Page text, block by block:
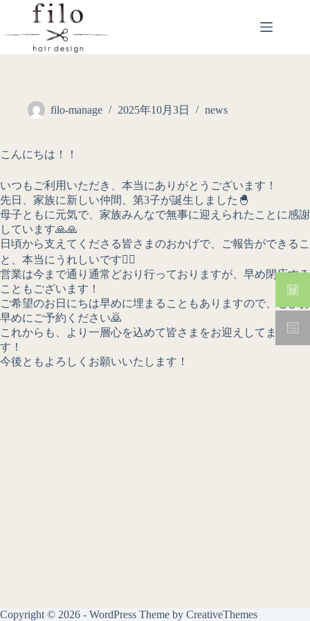
filo-manage 2025年10月3日 news
こんにちは！！
いつもご利用いただき、本当にありがとうございます！
先日、家族に新しい仲間、第3子が誕生しました🐣
母子ともに元気で、家族みんなで無事に迎えられたことに感謝
しています🙏🙏
日頃から支えてくださる皆さまのおかげで、ご報告ができるこ
と、本当にうれしいです🙇‍♂️
営業は今まで通り通常どおり行っておりますが、早め閉店する
こともございます！
ご希望のお日にちは早めに埋まることもありますので、ぜひお
早めにご予約ください🙇
これからも、より一層心を込めて皆さまをお迎えしてまいりま
す！
今後ともよろしくお願いいたします！
Copyright © 2026 - WordPress Theme by CreativeThemes